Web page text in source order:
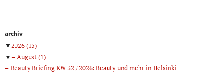
archiv
▼2026(15)
▼
August(1)
Beauty Briefing KW 32 / 2026: Beauty und mehr in Helsinki